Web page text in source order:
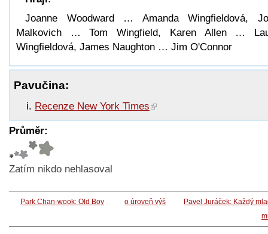
Joanne Woodward … Amanda Wingfieldová,
Malkovich … Tom Wingfield, Karen Allen …
Wingfieldová, James Naughton … Jim O'Connor
Pavučina:
Recenze New York Times
Průměr:
Zatím nikdo nehlasoval
Park Chan-wook: Old Boy o úroveň výš
Pavel Juráček: Každý